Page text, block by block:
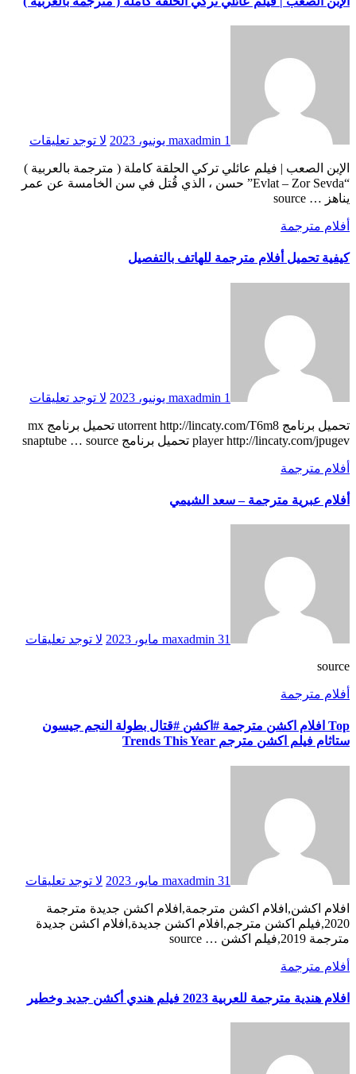
maxadmin 1 يونيو، 2023 لا توجد تعليقات
“Evlat – Zor Sevda” حسن ، الذي قُتل في سن الخامسة عن عمر
يناهز … source
أفلام مترجمة
كيفية تحميل أفلام مترجمة للهاتف بالتفصيل
maxadmin 1 يونيو، 2023 لا توجد تعليقات
تحميل برنامج utorrent http://lincaty.com/T6m8 تحميل برنامج mx
player http://lincaty.com/jpugev تحميل برنامج snaptube … source
أفلام مترجمة
أفلام عبرية مترجمة – سعد الشيمي
maxadmin 31 مايو، 2023
لا توجد تعليقات
source
أفلام مترجمة
Top افلام اكشن مترجمة #اكشن #قتال بطولة النجم جيسون
ستاثام فيلم اكشن مترجم Trends This Year
maxadmin 31 مايو، 2023 لا توجد تعليقات
2020,فيلم اكشن مترجم,افلام اكشن جديدة,افلام اكشن جديدة
مترجمة 2019,فيلم اكشن … source
أفلام مترجمة
افلام هندية مترجمة للعربية 2023 فيلم هندي أكشن جديد وخطير